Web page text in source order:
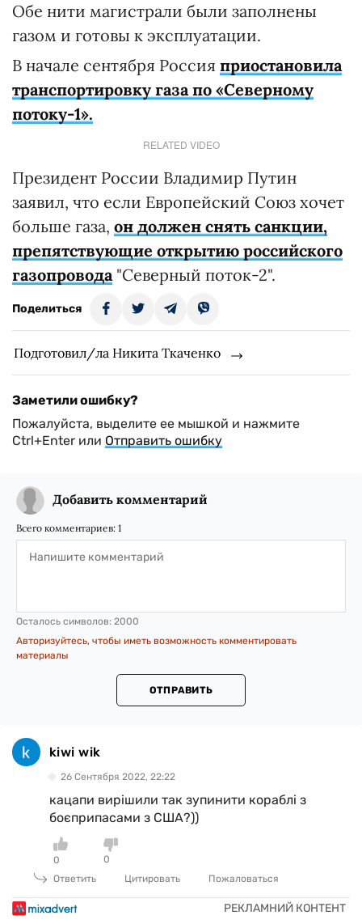
Обе нити магистрали были заполнены
газом и готовы к эксплуатации.
В начале сентября Россия приостановила
транспортировку газа по «Северному
потоку-1».
RELATED VIDEO
Президент России Владимир Путин
заявил, что если Европейский Союз хочет
больше газа, он должен снять санкции,
препятствующие открытию российского
газопровода"Северный поток-2".
Поделиться
Подготовил/ла Никита Ткаченко
Заметили ошибку?
Пожалуйста, выделите ее мышкой и нажмите
Ctrl+Enter или Отправить ошибку
Добавить комментарий
Всего комментариев: 1
Осталось символов: 2000
Авторизуйтесь, чтобы иметь возможность комментировать
материалы
ОТПРАВИТЬ
kiwi wik
26 Сентября 2022, 22:22
кацапи вирішили так зупинити кораблі з
боєприпасами з США?))
0
0
Ответить
Цитировать Пожаловаться